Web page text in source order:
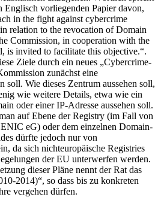
Englisch vorliegenden Papier davon,
in the fight against cybercrime
relation to the revocation of Domain
Commission, in cooperation with the
is invited to facilitate this objective.“.
Ziele durch ein neues „Cybercrime-
zunächst eine
soll. Wie dieses Zentrum aussehen soll,
wie weitere Details, etwa wie ein
oder einer IP-Adresse aussehen soll.
auf Ebene der Registry (im Fall von
eG) oder dem einzelnen Domain-
dürfte jedoch nur von
da sich nichteuropäische Registries
der EU unterwerfen werden.
dieser Pläne nennt der Rat das
2014)“, so dass bis zu konkreten
vergehen dürfen.